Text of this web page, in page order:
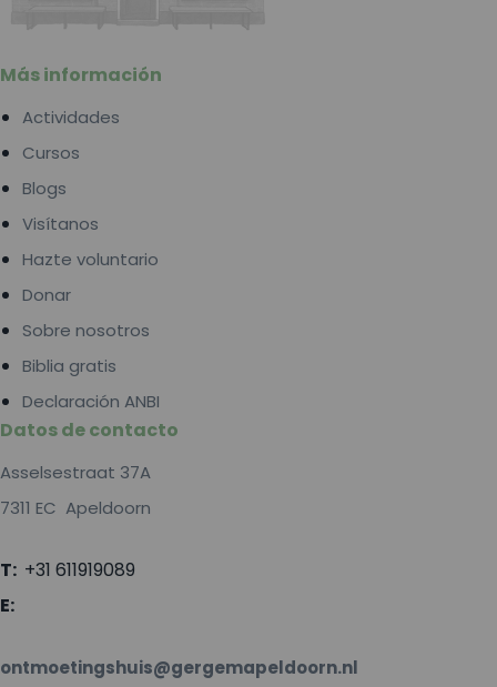
Más información
Actividades
Cursos
Blogs
Visítanos
Hazte voluntario
Donar
Sobre nosotros
Biblia gratis
Declaración ANBI
Datos de contacto
Asselsestraat 37A
7311 EC Apeldoorn
T: +31 611919089
E:
ontmoetingshuis@gergemapeldoorn.nl